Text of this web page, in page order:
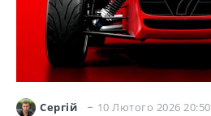
Сергій 10 Лютого 2026 20:50